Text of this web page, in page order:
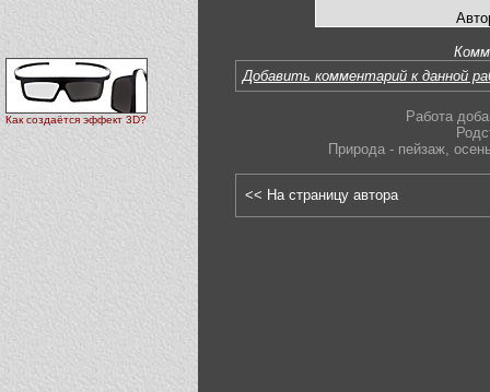
Как создаётся эффект 3D?
Добавить комментарий к данной
Работа
Природа - пейзаж,
<< На страницу автора